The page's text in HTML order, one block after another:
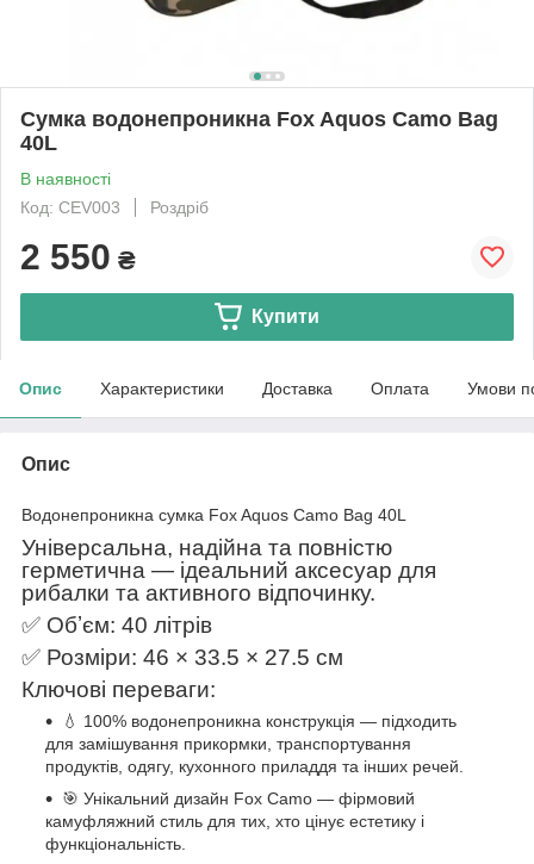
Сумка водонепроникна Fox Aquos Camo Bag
40L
В наявності
Код: CEV003
Роздріб
2 550 ₴
Купити
Опис Характеристики Доставка Оплата Умови
Опис
Водонепроникна сумка Fox Aquos Camo Bag 40L
Універсальна, надійна та повністю
герметична — ідеальний аксесуар для
рибалки та активного відпочинку.
✅ Обʼєм: 40 літрів
✅ Розміри: 46 × 33.5 × 27.5 см
Ключові переваги:
💧 100% водонепроникна конструкція — підходить
для замішування прикормки, транспортування
продуктів, одягу, кухонного приладдя та інших речей.
🎯 Унікальний дизайн Fox Camo — фірмовий
камуфляжний стиль для тих, хто цінує естетику і
функціональність.